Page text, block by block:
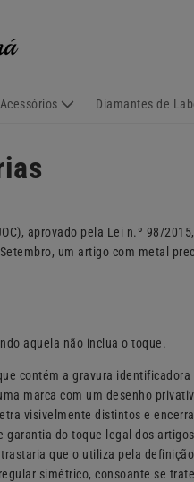
Diamantes de
aprovado pela Lei n.º 98/
um artigo com metal
aquela não inclua o toque.
contém a gravura identificadora
marca com um desenho
visivelmente distintos e
do toque legal dos
que o utiliza pela
simétrico, consoante se